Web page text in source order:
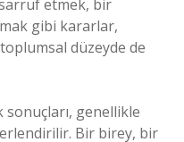
etmek, bir
gibi kararlar,
düzeyde de
genellikle
Bir birey, bir